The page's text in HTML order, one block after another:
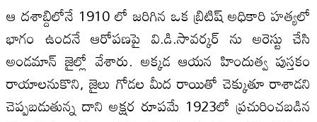
ఆ దశాబ్దిలోనే 1910 లో జరిగిన ఒక బ్రిటిష్ అధికారి హత్యలో
భాగం ఉందనే ఆరోపణపై వి.డి.సావర్కర్ ను అరెస్టు చేసి
అండమాన్ జైల్లో వేశారు. అక్కడ ఆయన హిందుత్వ పుస్తకం
రాయాలనుకొని, జైలు గోడల మీద రాయితో చెక్కుతూ రాశాడని
చెప్పబడుతున్న దాని అక్షర రూపమే 1923లో ప్రచురించబడిన